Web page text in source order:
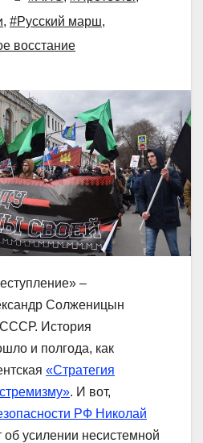
, #Русский марш,
восстание
–
Солженицын
История
и полгода, как
«Стратегия
. И вот,
РФ Николай
об усилении несистемной